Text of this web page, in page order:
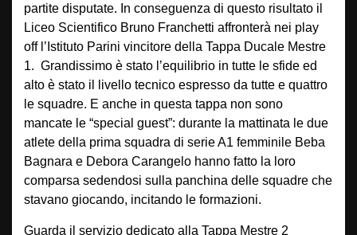
partite disputate. In conseguenza di questo risultato il
Liceo Scientifico Bruno Franchetti affronterà nei play
off l’Istituto Parini vincitore della Tappa Ducale Mestre
1. Grandissimo è stato l’equilibrio in tutte le sfide ed
alto è stato il livello tecnico espresso da tutte e quattro
le squadre. E anche in questa tappa non sono
mancate le “special guest”: durante la mattinata le due
atlete della prima squadra di serie A1 femminile Beba
Bagnara e Debora Carangelo hanno fatto la loro
comparsa sedendosi sulla panchina delle squadre che
stavano giocando, incitando le formazioni.
Guarda il servizio dedicato alla Tappa Mestre 2